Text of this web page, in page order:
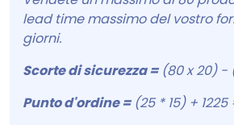
lead time massimo del vostro
giorni.
Scorte di sicurezza =(80 x 20) -
Punto d'ordine =(25 * 15) + 1225